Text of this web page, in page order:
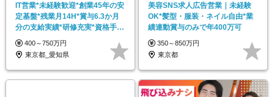
IT営業*未経験歓迎*創業45年の安
定基盤*残業月14H*賞与6.3か月
分の支給実績*研修充実*資格手当
あり
400～750万円
東京都_愛知県
美容SNS求人広告営業｜未経験
OK*髪型・服装・ネイル自由*業
績連動賞与のみで年400万可
350～850万円
東京都